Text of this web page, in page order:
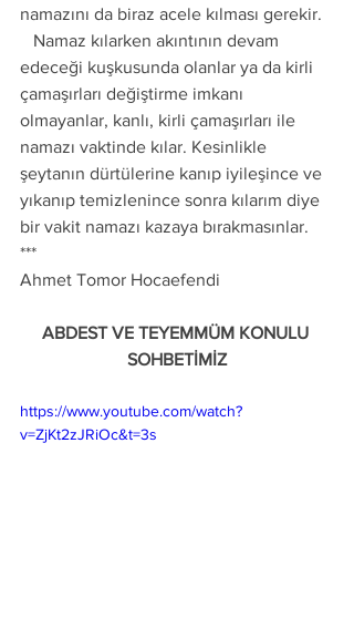
namazını da biraz acele kılması gerekir.
edeceği kuşkusunda olanlar ya da kirli
çamaşırları değiştirme imkanı
olmayanlar, kanlı, kirli çamaşırları ile
namazı vaktinde kılar. Kesinlikle
şeytanın dürtülerine kanıp iyileşince ve
yıkanıp temizlenince sonra kılarım diye
bir vakit namazı kazaya bırakmasınlar.
***
Ahmet Tomor Hocaefendi
ABDEST VE TEYEMMÜM KONULU
SOHBETİMİZ
https://www.youtube.com/watch?
v=ZjKt2zJRiOc&t=3s